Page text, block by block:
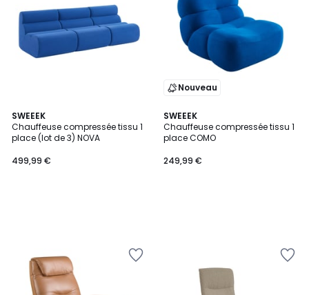
31%
réduction
appliquée.
SWEEEK
Chauffeuse compressée tissu 1
place (lot de 3) NOVA
499,99 €
Nouveau
SWEEEK
Chauffeuse compressée tissu 1
place COMO
249,99 €